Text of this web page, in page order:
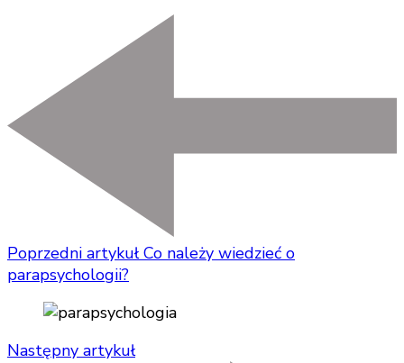
Poprzedni artykuł Co należy wiedzieć o
parapsychologii?
Następny artykuł